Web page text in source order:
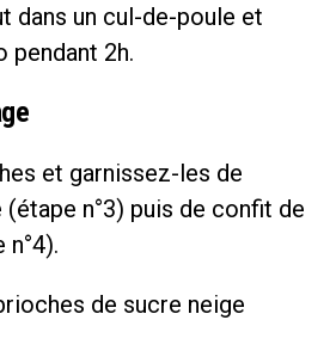
dans un cul-de-poule et
pendant 2h.
et garnissez-les de
n°3) puis de confit de
de sucre neige